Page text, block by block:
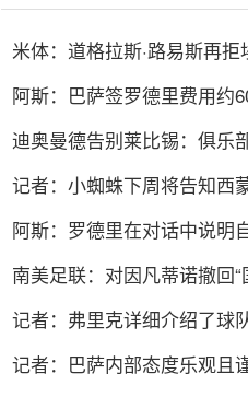
米体：道格拉斯·路易斯再
阿斯：巴萨签罗德里费用约
迪奥曼德告别莱比锡：俱乐
记者：小蜘蛛下周将告知西
阿斯：罗德里在对话中说明
南美足联：对因凡蒂诺撤回“
记者：弗里克详细介绍了球
记者：巴萨内部态度乐观且